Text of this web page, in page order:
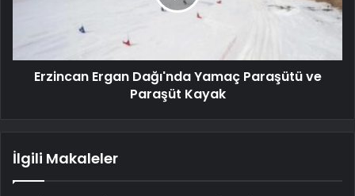
Erzincan Ergan Dağı'nda Yamaç Paraşütü ve
Paraşüt Kayak
İlgili Makaleler